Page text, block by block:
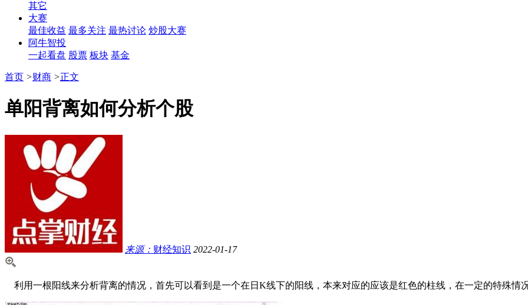
其它
大赛
最佳收益 最多关注 最热讨论 炒股大赛
阿牛智投
一起看盘 股票 板块 基金
首页 >财商 >正文
单阳背离如何分析个股
来源： 财经知识 2022-01-17
利用一根阳线来分析背离的情况，首先可以看到是一个在日K线下的阳线，本来对应的应该是红色的柱线，在一定的特殊情